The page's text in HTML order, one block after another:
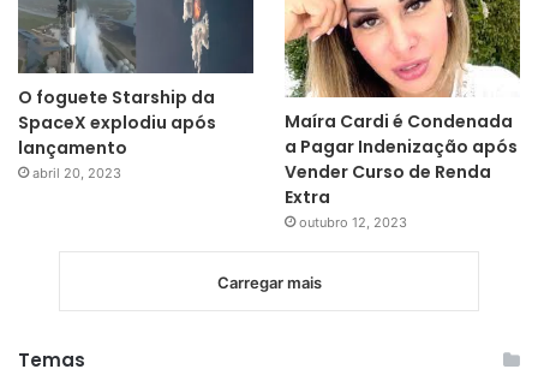
O foguete Starship da
SpaceX explodiu após
lançamento
abril 20, 2023
Maíra Cardi é Condenada
a Pagar Indenização após
Vender Curso de Renda
Extra
outubro 12, 2023
Carregar mais
Temas